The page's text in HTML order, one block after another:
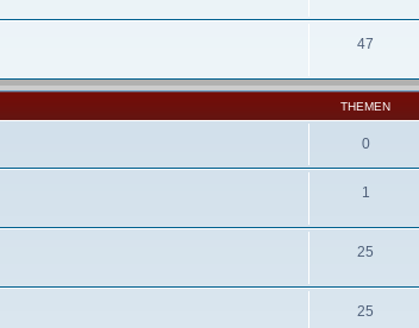
47
THEMEN
0
1
25
25